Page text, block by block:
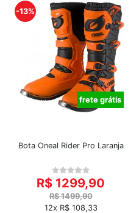
-13%
frete grátis
Bota Oneal Rider Pro Laranja
R$ 1299,90
R$ 1499,90
12x R$ 108,33